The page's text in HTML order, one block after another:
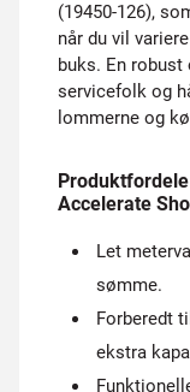
(19450-126),
når du vil
buks. En
servicefolk og
lommerne og
Accelerate
Let
sømme.
Forberedt
ekstra